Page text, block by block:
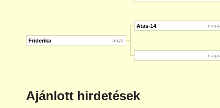
Friderika anya
Atas-14
-
Ajánlott hirdetések